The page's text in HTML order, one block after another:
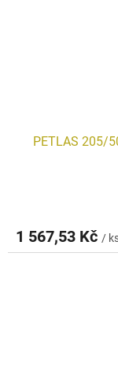
PETLAS 205/
1 567,53 Kč /